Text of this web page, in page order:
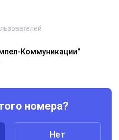
Коммуникации"
номера?
Нет